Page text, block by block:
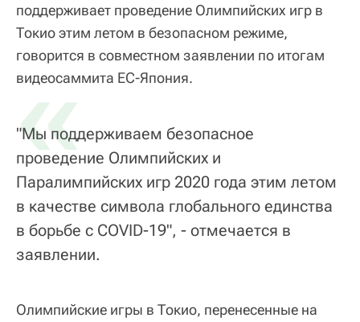
поддерживает проведение Олимпийских игр в
Токио этим летом в безопасном режиме,
говорится в совместном заявлении по итогам
видеосаммита ЕС-Япония.
«
"Мы поддерживаем безопасное
проведение Олимпийских и
Паралимпийских игр 2020 года этим летом
в качестве символа глобального единства
в борьбе с COVID-19", - отмечается в
заявлении.
Олимпийские игры в Токио, перенесенные на